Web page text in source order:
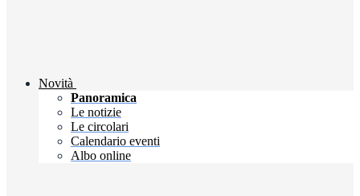
Novità
Panoramica
Le notizie
Le circolari
Calendario eventi
Albo online